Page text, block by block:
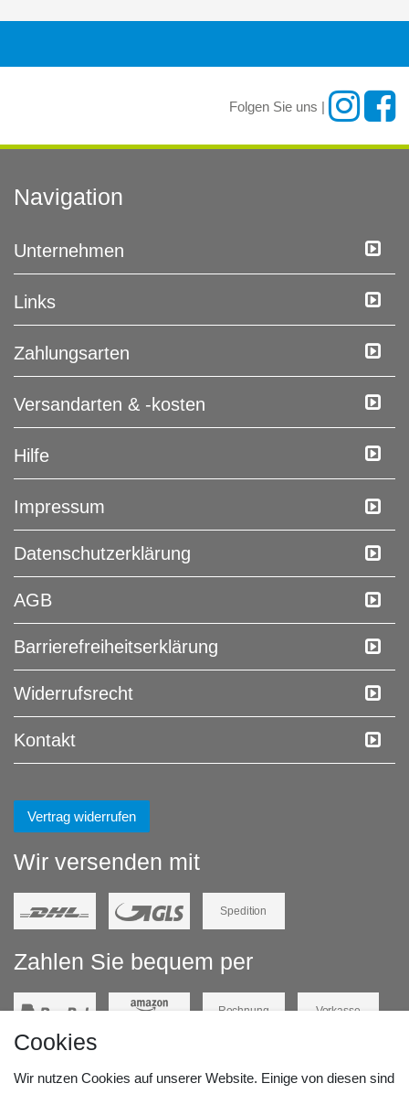
Folgen Sie uns |
Navigation
Unternehmen
Links
Zahlungsarten
Versandarten & -kosten
Hilfe
Impressum
Daten­schutz­erklärung
AGB
Barrierefreiheitserklärung
Widerrufs­recht
Kontakt
Vertrag widerrufen
Wir versenden mit
Spedition
Zahlen Sie bequem per
Rechnung Vorkasse
Cookies
Wir nutzen Cookies auf unserer Website. Einige von diesen sind